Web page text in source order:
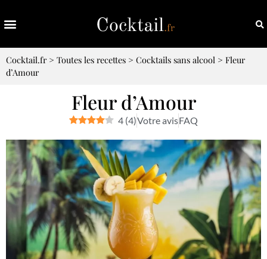
Cocktail.fr> Toutes les recettes > Cocktails sans alcool > Fleur
d’Amour
Fleur d’Amour
4 (4)Votre avisFAQ